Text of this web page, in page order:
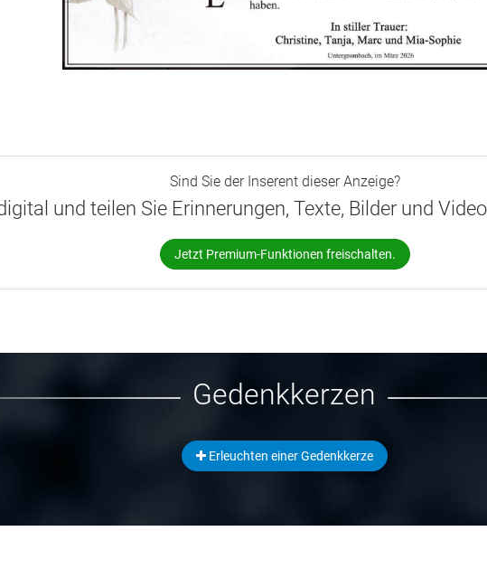
Sind Sie der Inserent dieser Anzeige?
und teilen Sie Erinnerungen, Texte, Bilder und
Jetzt Premium-Funktionen freischalten.
Gedenkkerzen
Erleuchten einer Gedenkkerze